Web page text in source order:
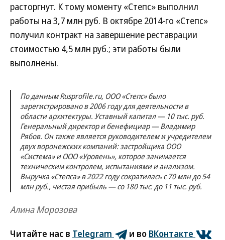
расторгнут. К тому моменту «Степс» выполнил
работы на 3,7 млн руб. В октябре 2014-го «Степс»
получил контракт на завершение реставрации
стоимостью 4,5 млн руб.; эти работы были
выполнены.
По данным Rusprofile.ru, ООО «Степс» было
зарегистрировано в 2006 году для деятельности в
области архитектуры. Уставный капитал — 10 тыс. руб.
Генеральный директор и бенефициар — Владимир
Рябов. Он также является руководителем и учредителем
двух воронежских компаний: застройщика ООО
«Система» и ООО «Уровень», которое занимается
техническим контролем, испытаниями и анализом.
Выручка «Степса» в 2022 году сократилась с 70 млн до 54
млн руб., чистая прибыль — со 180 тыс. до 11 тыс. руб.
Алина Морозова
Читайте нас в Telegram и во ВКонтакте